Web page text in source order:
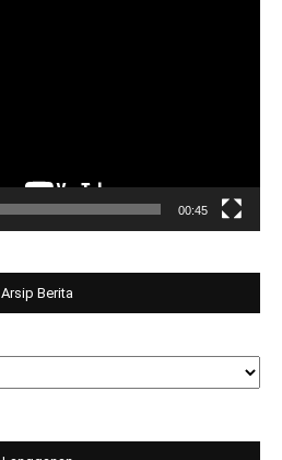
00:45
Arsip Berita